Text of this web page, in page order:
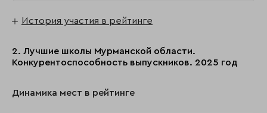
История участия в рейтинге
2. Лучшие школы Мурманской области.
Конкурентоспособность выпускников. 2025 год
Динамика мест в рейтинге